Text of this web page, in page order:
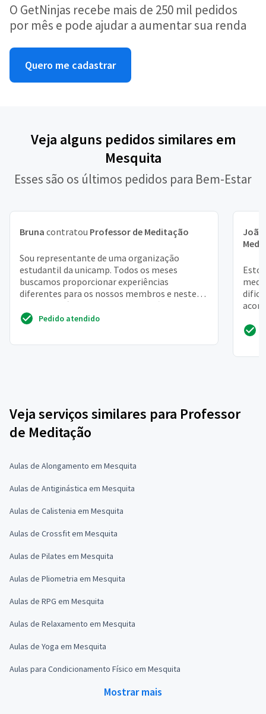
O GetNinjas recebe mais de 250 mil pedidos
por mês e pode ajudar a aumentar sua renda
Quero me cadastrar
Veja alguns pedidos similares em
Mesquita
Esses são os últimos pedidos para Bem-Estar
Bruna contratou Professor de Meditação
Sou representante de uma organização
estudantil da unicamp. Todos os meses
buscamos proporcionar experiências
diferentes para os nossos membros e neste
mês gostaríamos de algo voltado à m...
Pedido atendido
Veja serviços similares para Professor
de Meditação
Aulas de Alongamento em Mesquita
Aulas de Antiginástica em Mesquita
Aulas de Calistenia em Mesquita
Aulas de Crossfit em Mesquita
Aulas de Pilates em Mesquita
Aulas de Pliometria em Mesquita
Aulas de RPG em Mesquita
Aulas de Relaxamento em Mesquita
Aulas de Yoga em Mesquita
Aulas para Condicionamento Físico em Mesquita
Mostrar mais